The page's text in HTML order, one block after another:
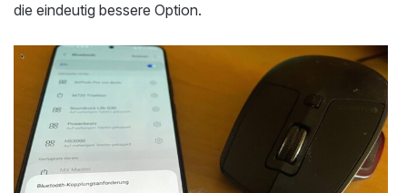
die eindeutig bessere Option.